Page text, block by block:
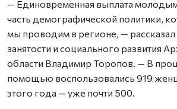
— Единовременная выплата
часть демографической политики,
мы проводим в регионе, — рассказал
занятости и социального развития
области Владимир Торопов. — В
помощью воспользовались 919
этого года — уже почти 500.